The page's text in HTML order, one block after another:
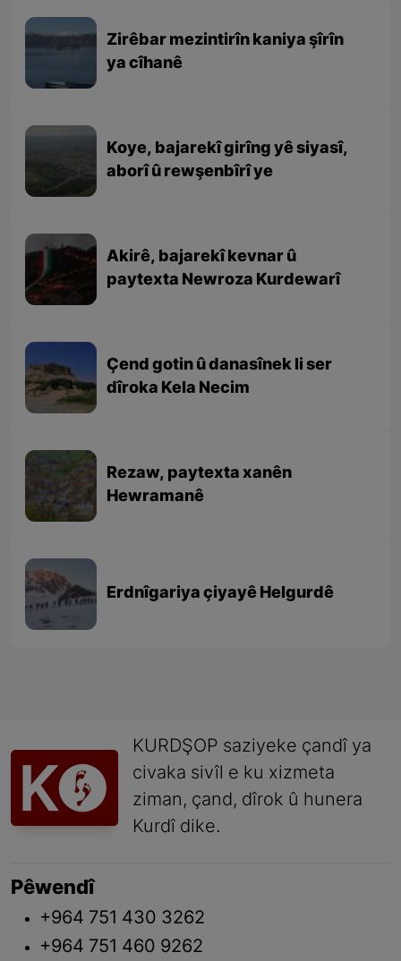
Zirêbar mezintirîn kaniya şîrîn
ya cîhanê
Koye, bajarekî girîng yê siyasî,
aborî û rewşenbîrî ye
Akirê, bajarekî kevnar û
paytexta Newroza Kurdewarî
Çend gotin û danasînek li ser
dîroka Kela Necim
Rezaw, paytexta xanên
Hewramanê
Erdnîgariya çiyayê Helgurdê
KURDŞOP saziyeke çandî ya
civaka sivîl e ku xizmeta
ziman, çand, dîrok û hunera
Kurdî dike.
Pêwendî
+964 751 430 3262
+964 751 460 9262